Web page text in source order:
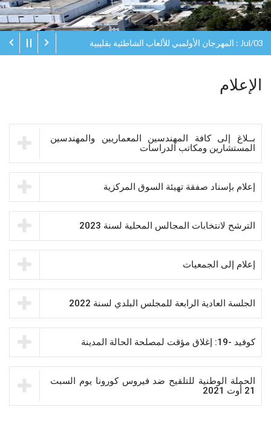
Jul/03 : المهرجان الأولمبي للألعاب الشاطئية بقليبية
الإعلام
بــلاغ إلى كافة المهندسين المعماريين والمهندسين
المستشارين ومكاتب الدراسات
إعلام بإسناد صفقة تهيئة السوق المركزية
الترشح لانتخابات المجالس المحلية لسنة 2023
إعلام إلى الجمعيات
الجلسة العادية الرابعة للمجلس البلدي لسنة 2022
كوفيد -19: إغلاق مؤقت لمصلحة الحالة المدينة
الحملة الوطنية للتلقيح ضد فيروس كورونا يوم السبت
21 أوت 2021